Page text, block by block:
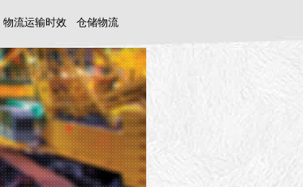
物流运输时效 仓储物流